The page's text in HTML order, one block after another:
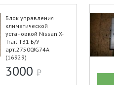
Блок управления
климатической
установкой Nissan X-
Trail T31 Б/У
арт.27500JG74A
(16929)
3000